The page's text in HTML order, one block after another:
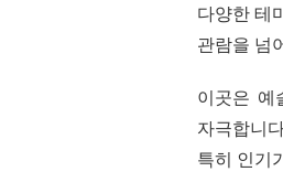
다양한 테
관람을 넘
이곳은
자극합니
특히 인기